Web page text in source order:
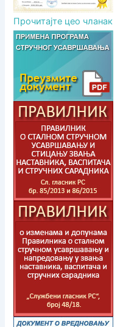
Прочитајте цео чланак